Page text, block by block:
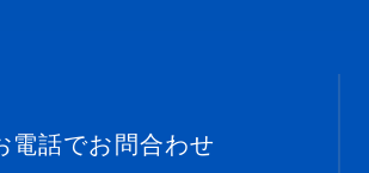
電話でお問合わせ